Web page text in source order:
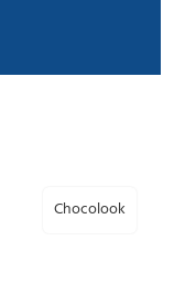
Chocolook